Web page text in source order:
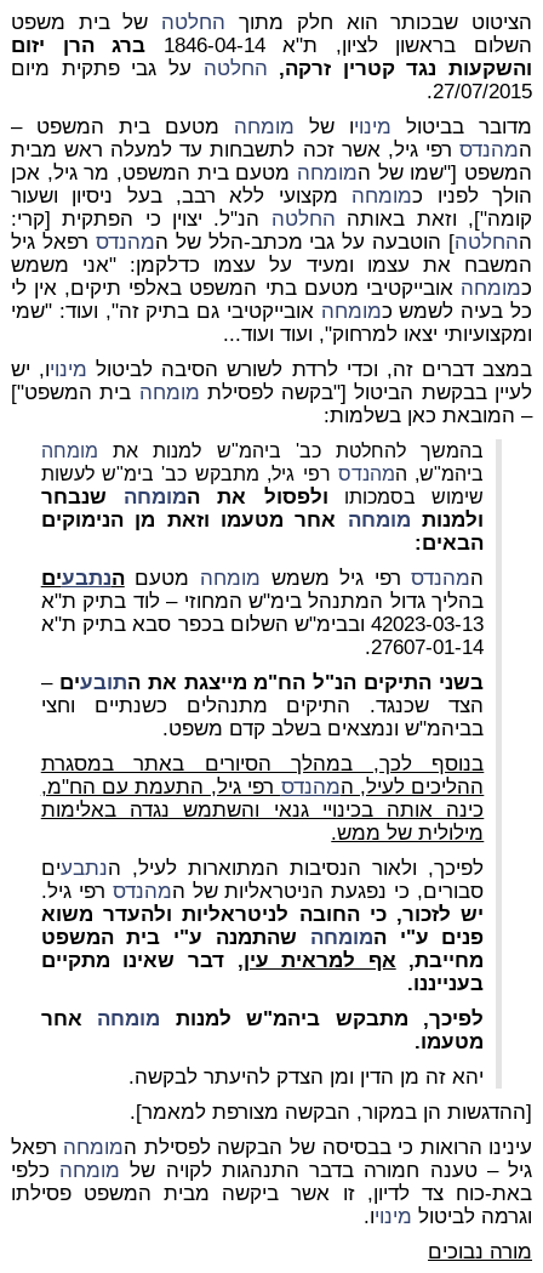
הציטוט שבכותר הוא חלק מתוך החלטה של בית משפט
השלום בראשון לציון, ת"א 1846-04-14
ברג הרן יזום
והשקעות נגד קטרין זרקה, החלטה על גבי פתקית מיום
27/07/2015.
מדובר בביטול מינויו של מומחה מטעם בית המשפט –
המהנדסרפי גיל, אשר זכה לתשבחות עד למעלה ראש מבית
המשפט ["שמו של המומחה מטעם בית המשפט, מר גיל, אכן
הולך לפניו כמומחה מקצועי ללא רבב, בעל ניסיון ושעור
קומה"], וזאת באותה החלטה הנ"ל. יצוין כי הפתקית [קרי:
ההחלטה] הוטבעה על גבי מכתב-הלל של המהנדס רפאל גיל
המשבח את עצמו ומעיד על עצמו כדלקמן: "אני משמש
כמומחה אובייקטיבי מטעם בתי המשפט באלפי תיקים, אין לי
כל בעיה לשמש כמומחה אובייקטיבי גם בתיק זה", ועוד: "שמי
ומקצועיותי יצאו למרחוק", ועוד ועוד...
במצב דברים זה, וכדי לרדת לשורש הסיבה לביטול מינויו, יש
לעיין בבקשת הביטול ["בקשה לפסילת מומחה בית המשפט"]
– המובאת כאן בשלמות:
בהמשך להחלטת כב' ביהמ"ש למנות את מומחה
ביהמ"ש, המהנדס רפי גיל, מתבקש כב' בימ"ש לעשות
שימוש בסמכותו ולפסול את המומחה שנבחר
ולמנות מומחה אחר מטעמו וזאת מן הנימוקים
הבאים:
המהנדסרפי גיל משמש מומחה מטעםהנתבעים
בהליך גדול המתנהל בימ"ש המחוזי – לוד בתיק ת"א
42023-03-13 ובבימ"ש השלום בכפר סבא בתיק ת"א
27607-01-14.
בשני התיקים הנ"ל הח"מ מייצגת את התובעים–
הצד שכנגד. התיקים מתנהלים כשנתיים וחצי
בביהמ"ש ונמצאים בשלב קדם משפט.
בנוסף לכך, במהלך הסיורים באתר במסגרת
ההליכים לעיל, המהנדס רפי גיל, התעמת עם הח"מ,
כינה אותה בכינויי גנאי והשתמש נגדה באלימות
מילולית של ממש.
לפיכך, ולאור הנסיבות המתוארות לעיל, הנתבעים
סבורים, כי נפגעת הניטראליות של המהנדס רפי גיל.
יש לזכור, כי החובה לניטראליות ולהעדר משוא
פנים ע"י המומחה שהתמנה ע"י בית המשפט
מחייבת, אף למראית עין, דבר שאינו מתקיים
בענייננו.
לפיכך, מתבקש ביהמ"ש למנות מומחה אחר
מטעמו.
יהא זה מן הדין ומן הצדק להיעתר לבקשה.
[ההדגשות הן במקור, הבקשה מצורפת למאמר].
עינינו הרואות כי בבסיסה של הבקשה לפסילת המומחה רפאל
גיל – טענה חמורה בדבר התנהגות לקויה של מומחה כלפי
באת-כוח צד לדיון, זו אשר ביקשה מבית המשפט פסילתו
וגרמה לביטול מינויו.
מורה נבוכים